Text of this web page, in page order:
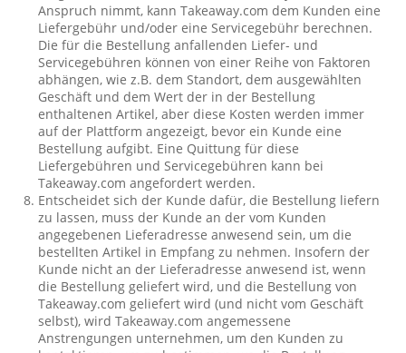
Anspruch nimmt, kann Takeaway.com dem Kunden eine
Liefergebühr und/oder eine Servicegebühr berechnen.
Die für die Bestellung anfallenden Liefer- und
Servicegebühren können von einer Reihe von Faktoren
abhängen, wie z.B. dem Standort, dem ausgewählten
Geschäft und dem Wert der in der Bestellung
enthaltenen Artikel, aber diese Kosten werden immer
auf der Plattform angezeigt, bevor ein Kunde eine
Bestellung aufgibt. Eine Quittung für diese
Liefergebühren und Servicegebühren kann bei
Takeaway.com angefordert werden.
Entscheidet sich der Kunde dafür, die Bestellung liefern
zu lassen, muss der Kunde an der vom Kunden
angegebenen Lieferadresse anwesend sein, um die
bestellten Artikel in Empfang zu nehmen. Insofern der
Kunde nicht an der Lieferadresse anwesend ist, wenn
die Bestellung geliefert wird, und die Bestellung von
Takeaway.com geliefert wird (und nicht vom Geschäft
selbst), wird Takeaway.com angemessene
Anstrengungen unternehmen, um den Kunden zu